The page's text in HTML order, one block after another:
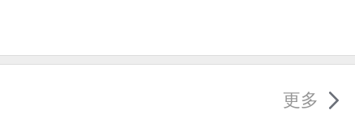
更多